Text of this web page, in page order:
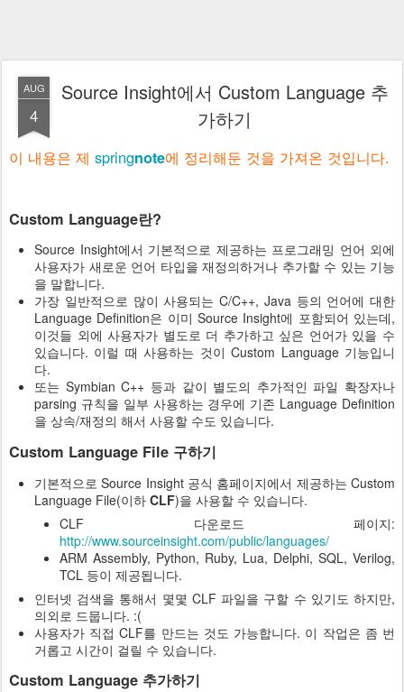
AUG
4
Source Insight에서 Custom Language 추
가하기
이 내용은 제 springnote에 정리해둔 것을 가져온 것입니다.
Custom Language란?
Source Insight에서 기본적으로 제공하는 프로그래밍 언어 외에
사용자가 새로운 언어 타입을 재정의하거나 추가할 수 있는 기능
을 말합니다.
가장 일반적으로 많이 사용되는 C/C++, Java 등의 언어에 대한
Language Definition은 이미 Source Insight에 포함되어 있는데,
이것들 외에 사용자가 별도로 더 추가하고 싶은 언어가 있을 수
있습니다. 이럴 때 사용하는 것이 Custom Language 기능입니
다.
또는 Symbian C++ 등과 같이 별도의 추가적인 파일 확장자나
parsing 규칙을 일부 사용하는 경우에 기존 Language Definition
을 상속/재정의 해서 사용할 수도 있습니다.
Custom Language File 구하기
기본적으로 Source Insight 공식 홈페이지에서 제공하는 Custom
Language File(이하 CLF)을 사용할 수 있습니다.
CLF 다운로드 페이지:
http://www.sourceinsight.com/public/languages/
ARM Assembly, Python, Ruby, Lua, Delphi, SQL, Verilog,
TCL 등이 제공됩니다.
인터넷 검색을 통해서 몇몇 CLF 파일을 구할 수 있기도 하지만,
의외로 드뭅니다. :(
사용자가 직접 CLF를 만드는 것도 가능합니다. 이 작업은 좀 번
거롭고 시간이 걸릴 수 있습니다.
Custom Language 추가하기